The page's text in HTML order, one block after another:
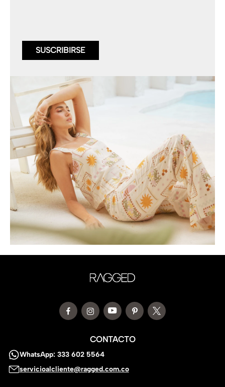
SUSCRIBIRSE
CONTACTO
WhatsApp: 333 602 5564
servicioalcliente@ragged.com.co